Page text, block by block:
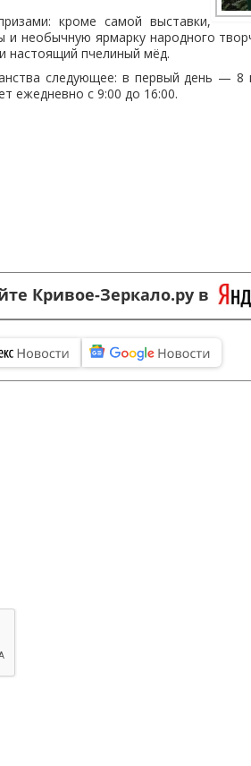
кроме самой выставки,
и необычную ярмарку народного
настоящий пчелиный мёд.
следующее: в первый день —
ежедневно с 9:00 до 16:00.
Кривое-Зеркало.ру в